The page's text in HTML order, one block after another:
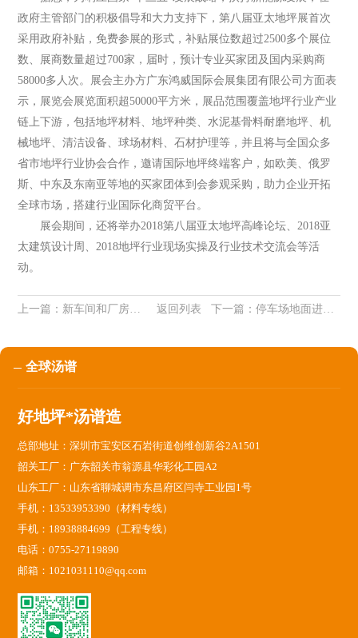
政府主管部门的积极倡导和大力支持下，第八届亚太地坪展首次
采用政府补贴，免费参展的形式，补贴展位数超过2500多个展位
数、展商数量超过700家，届时，预计专业买家团及国内采购商
58000多人次。展会主办方广东鸿威国际会展集团有限公司方面表
示，展览会展览面积超50000平方米，展品范围覆盖地坪行业产业
链上下游，包括地坪材料、地坪种类、水泥基骨料耐磨地坪、机
械地坪、清洁设备、球场材料、石材护理等，并且将与全国众多
省市地坪行业协会合作，邀请国际地坪终端客户，如欧美、俄罗
斯、中东及东南亚等地的买家团体到会参观采购，助力企业开拓
全球市场，搭建行业国际化商贸平台。
展会期间，还将举办2018第八届亚太地坪高峰论坛、2018亚
太建筑设计周、2018地坪行业现场实操及行业技术交流会等活
动。
上一篇： 新车间和厂房地坪施工选择地坪涂料从几个因素入手？【深圳环氧地坪】 返回列表 下一篇：停车场地面进行环氧地坪漆施工有几个好处呢？【深圳环氧地坪】
全球汤谱
好地坪*汤谱造
总部地址：深圳市宝安区石岩街道创维创新谷2A1501
韶关工厂：广东韶关市翁源县华彩化工园A2
山东工厂：山东省聊城调市东昌府区闫寺工业园1号
手机：13533953390（材料专线）
手机：18938884699（工程专线）
电话：0755-27119890
邮箱：1021031110@qq.com